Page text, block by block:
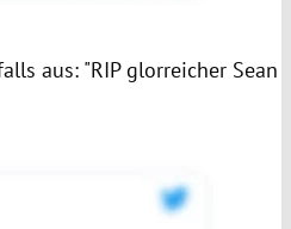
aus: "RIP glorreicher Sean